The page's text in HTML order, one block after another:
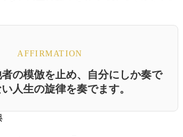
AFFIRMATION
の模倣を止め、自分にしか奏で
人生の旋律を奏でます。